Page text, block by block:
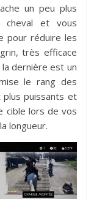
un peu plus
cheval et vous
pour réduire les
très efficace
dernière est un
le rang des
plus puissants et
cible lors de vos
longueur.